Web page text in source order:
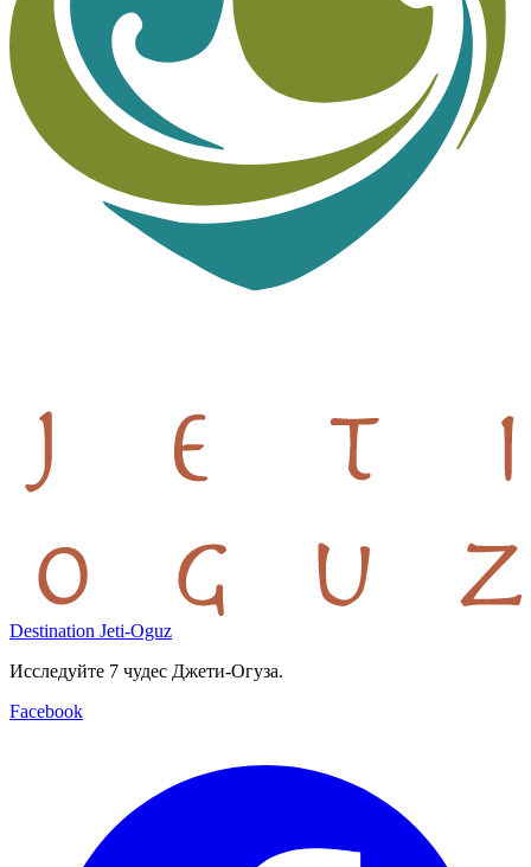
Destination Jeti-Oguz
Исследуйте 7 чудес Джети-Огуза.
Facebook